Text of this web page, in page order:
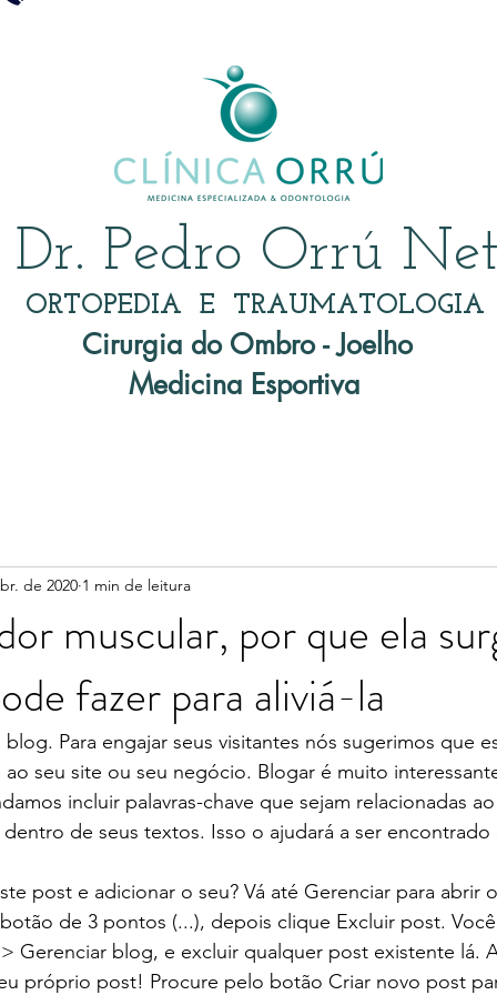
Dr. Pedro Orrú
ORTOPEDIA E TRAUMATOLOGIA
Cirurgia do Ombro - Joelho
Medicina Esportiva
muscular, por que ela
fazer para aliviá-la
de 2020 1 min de leitura
Para engajar seus visitantes nós sugerimos que
seu site ou seu negócio. Blogar é muito
incluir palavras-chave que sejam relacionadas
de seus textos. Isso o ajudará a ser encontrado
post e adicionar o seu? Vá até Gerenciar para abrir
de 3 pontos (...), depois clique Excluir post.
Gerenciar blog, e excluir qualquer post existente lá.
próprio post! Procure pelo botão Criar novo post